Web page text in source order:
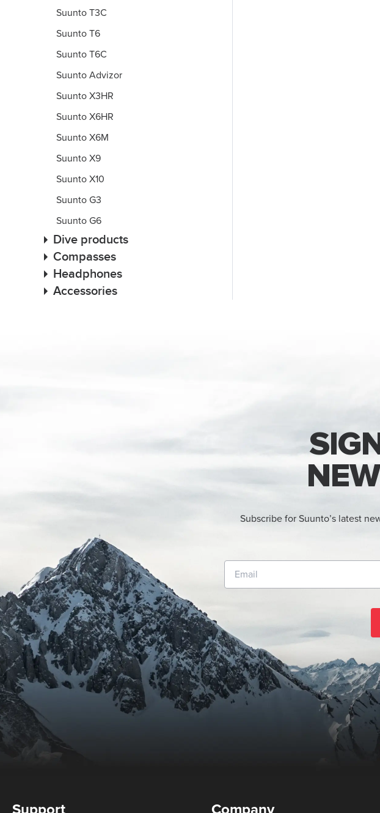
Suunto T3C
Suunto T6
Suunto T6C
Suunto Advizor
Suunto X3HR
Suunto X6HR
Suunto X6M
Suunto X9
Suunto X10
Suunto G3
Suunto G6
Dive products
Compasses
Headphones
Accessories
Subscribe for Suunto’s latest
Support Company